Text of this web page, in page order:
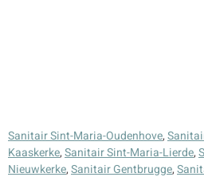
Sanitair Sint-Maria-Oudenhove,
Kaaskerke,Sanitair Sint-Maria-Lierde,
Nieuwkerke,Sanitair Gentbrugge,